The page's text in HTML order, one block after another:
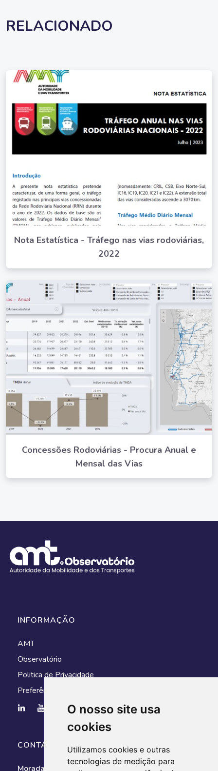
O nosso site usa
cookies
Utilizamos cookies e outras
tecnologias de medição para
RELACIONADO
Nota Estatística - Tráfego nas vias rodoviárias,
2022
Concessões Rodoviárias - Procura Anual e
Mensal das Vias
INFORMAÇÃO
AMT
Observatório
Politica de Privacidade
Preferências de cookies
CONTACTOS
Morada: Av. António Augusto de Aguiar, n.º 128, 1050-